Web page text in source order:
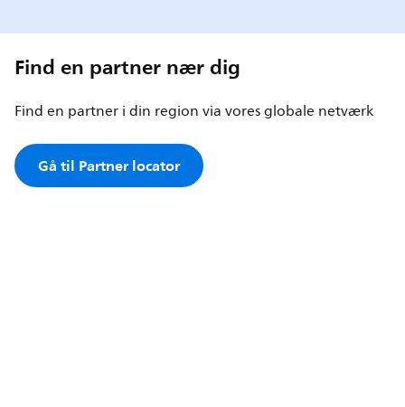
Find en partner nær dig
Find en partner i din region via vores globale netværk
Gå til Partner locator